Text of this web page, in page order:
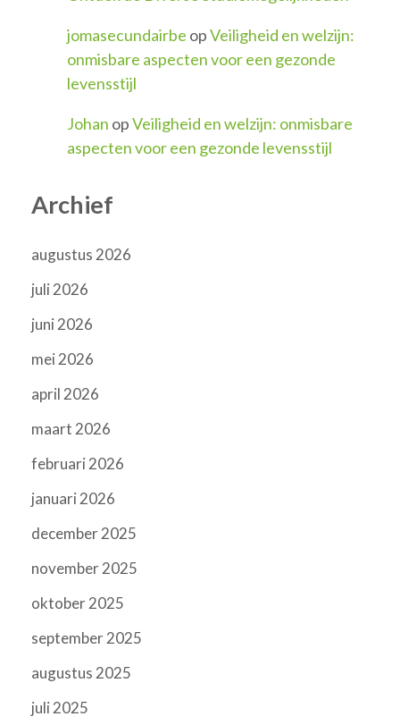
jomasecundairbe opVeiligheid en welzijn:
onmisbare aspecten voor een gezonde
levensstijl
Johan opVeiligheid en welzijn: onmisbare
aspecten voor een gezonde levensstijl
Archief
augustus 2026
juli 2026
juni 2026
mei 2026
april 2026
maart 2026
februari 2026
januari 2026
december 2025
november 2025
oktober 2025
september 2025
augustus 2025
juli 2025